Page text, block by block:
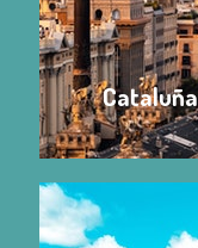
Cataluña